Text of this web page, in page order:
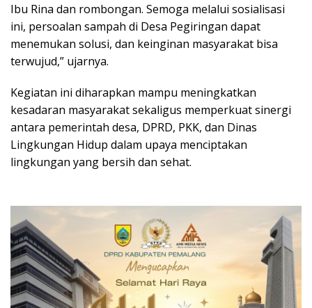
Ibu Rina dan rombongan. Semoga melalui sosialisasi
ini, persoalan sampah di Desa Pegiringan dapat
menemukan solusi, dan keinginan masyarakat bisa
terwujud,” ujarnya.
Kegiatan ini diharapkan mampu meningkatkan
kesadaran masyarakat sekaligus memperkuat sinergi
antara pemerintah desa, DPRD, PKK, dan Dinas
Lingkungan Hidup dalam upaya menciptakan
lingkungan yang bersih dan sehat.